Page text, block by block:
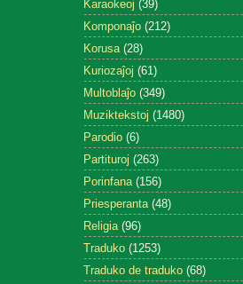
Karaokeoj (39)
Komponaĵo (212)
Korusa (28)
Kuriozaĵoj (61)
Multoblaĵo (349)
Muziktekstoj (1480)
Parodio (6)
Partituroj (263)
Porinfana (156)
Priesperanta (48)
Religia (96)
Traduko (1253)
Traduko de traduko (68)